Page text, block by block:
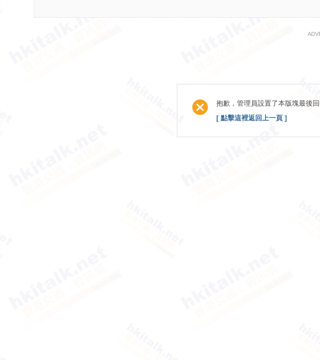
抱歉，管理員設置了本版塊最後
[ 點擊這裡返回上一頁 ]